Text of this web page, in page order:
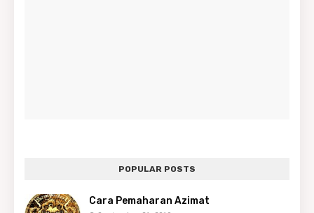
POPULAR POSTS
Cara Pemaharan Azimat